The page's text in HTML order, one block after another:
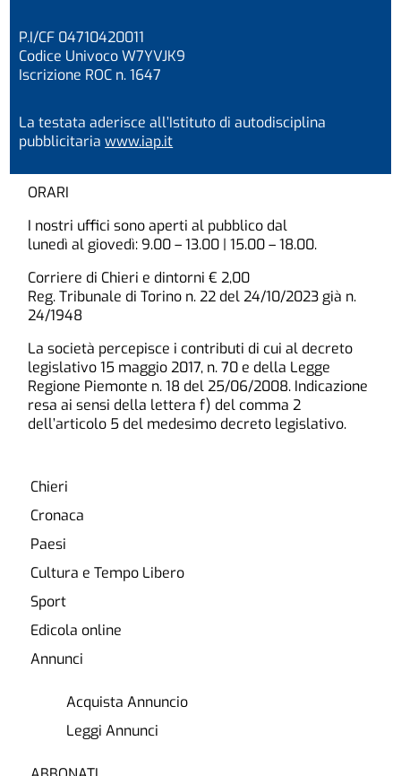
P.I/CF 04710420011
Codice Univoco W7YVJK9
Iscrizione ROC n. 1647
La testata aderisce all’Istituto di autodisciplina
pubblicitariawww.iap.it
ORARI
I nostri uffici sono aperti al pubblico dal
lunedì al giovedì: 9.00 – 13.00 | 15.00 – 18.00.
Corriere di Chieri e dintorni € 2,00
Reg. Tribunale di Torino n. 22 del 24/10/2023 già n.
24/1948
La società percepisce i contributi di cui al decreto
legislativo 15 maggio 2017, n. 70 e della Legge
Regione Piemonte n. 18 del 25/06/2008. Indicazione
resa ai sensi della lettera f) del comma 2
dell’articolo 5 del medesimo decreto legislativo.
Chieri
Cronaca
Paesi
Cultura e Tempo Libero
Sport
Edicola online
Annunci
Acquista Annuncio
Leggi Annunci